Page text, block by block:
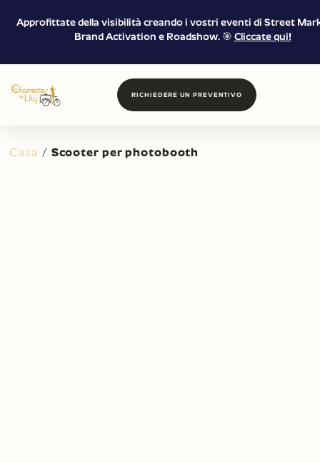
Approfittate della visibilità creando i vostri eventi di Street
Brand Activation e Roadshow. 🎯 Cliccate qui!
RICHIEDERE UN PREVENTIVO
Casa / Scooter per photobooth